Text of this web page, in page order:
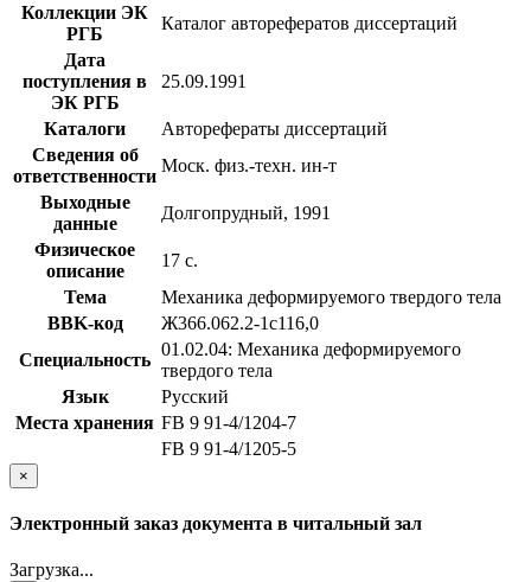
Коллекции ЭК
РГБ
Каталог авторефератов диссертаций
Дата
поступления в
ЭК РГБ
25.09.1991
Каталоги
Авторефераты диссертаций
Сведения об
ответственности
Моск. физ.-техн. ин-т
Выходные
данные
Долгопрудный, 1991
Физическое
описание
17 с.
Тема
Механика деформируемого твердого тела
BBK-код
Ж366.062.2-1с116,0
Специальность
01.02.04: Механика деформируемого
твердого тела
Язык
Русский
Места хранения FB 9 91-4/1204-7
FB 9 91-4/1205-5
×
Электронный заказ документа в читальный зал
Загрузка...